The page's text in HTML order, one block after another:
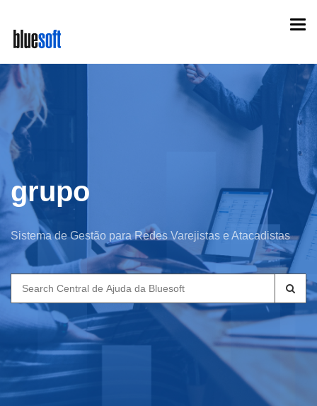
main
content
grupo
Sistema de Gestão para Redes Varejistas e Atacadistas
Search
for: